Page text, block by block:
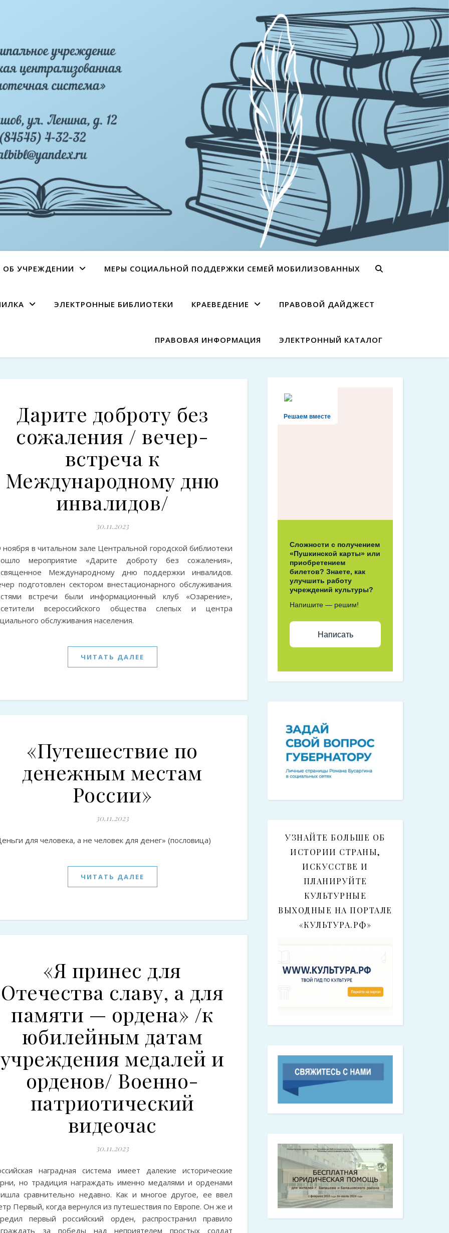
ОБ УЧРЕЖДЕНИИ МЕРЫ СОЦИАЛЬНОЙ ПОДДЕРЖКИ СЕМЕЙ МОБИЛИЗОВАННЫХ
ЭЛЕКТРОННЫЕ БИБЛИОТЕКИ КРАЕВЕДЕНИЕ ПРАВОВОЙ ДАЙДЖЕСТ
ПРАВОВАЯ ИНФОРМАЦИЯ ЭЛЕКТРОННЫЙ КАТАЛОГ
Дарите доброту без
сожаления / вечер-
встреча к
Международному дню
инвалидов/
30.11.2023
ноября в читальном зале Центральной городской библиотеки
мероприятие «Дарите доброту без сожаления»,
Международному дню поддержки инвалидов.
подготовлен сектором внестационарного обслуживания.
встречи были информационный клуб «Озарение»,
всероссийского общества слепых и центра
обслуживания населения.
ЧИТАТЬ ДАЛЕЕ
«Путешествие по
денежным местам
России»
30.11.2023
для человека, а не человек для денег» (пословица)
ЧИТАТЬ ДАЛЕЕ
«Я принес для
Отечества славу, а для
памяти — ордена» /к
юбилейным датам
учреждения медалей и
орденов/ Военно-
патриотический
видеочас
30.11.2023
наградная система имеет далекие исторические
но традиция награждать именно медалями и орденами
сравнительно недавно. Как и многое другое, ее ввел
Первый, когда вернулся из путешествия по Европе. Он же и
первый российский орден, распространил правило
за победы над неприятелем простых солдат
Решаем вместе
Сложности с получением
«Пушкинской карты» или
приобретением
билетов? Знаете, как
улучшить работу
учреждений культуры?
Напишите — решим!
Написать
УЗНАЙТЕ БОЛЬШЕ ОБ
ИСТОРИИ СТРАНЫ,
ИСКУССТВЕ И
ПЛАНИРУЙТЕ
КУЛЬТУРНЫЕ
ВЫХОДНЫЕ НА ПОРТАЛЕ
«КУЛЬТУРА.РФ»